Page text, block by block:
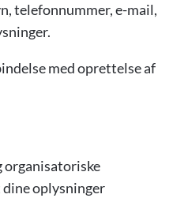
telefonnummer, e-mail,
med oprettelse af
organisatoriske
oplysninger